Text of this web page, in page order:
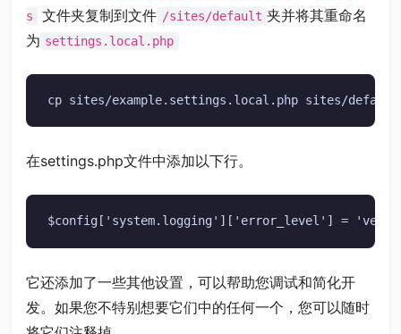
s
文件夹复制到文件 /sites/default 夹并将其重命名
为 settings.local.php
cp sites/example.settings.local.php sites/
在settings.php文件中添加以下行。
$config['system.logging']['error_level'] =
它还添加了一些其他设置，可以帮助您调试和简化开
发。如果您不特别想要它们中的任何一个，您可以随时